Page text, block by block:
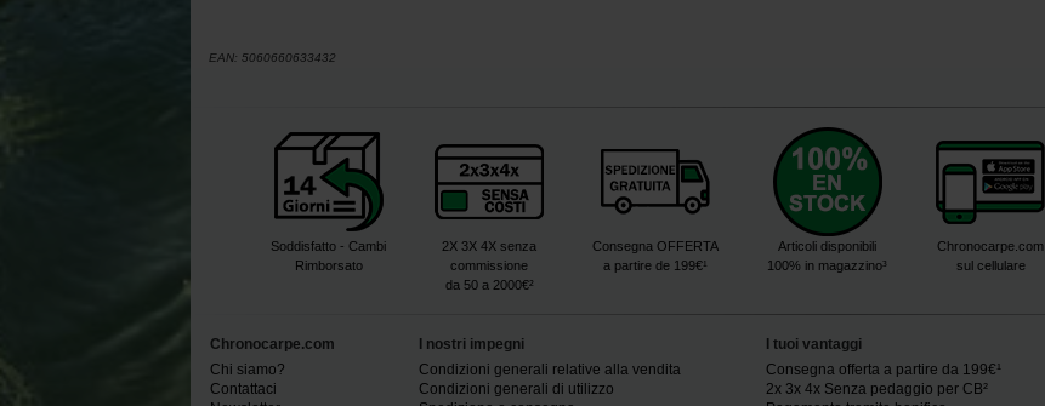
EAN: 5060660633432
Soddisfatto - Cambi
Rimborsato
2X 3X 4X senza
commissione
da 50 a 2000€²
Consegna OFFERTA
a partire de 199€¹
Articoli disponibili
100% in magazzino³
Chronocarpe.com
sul cellulare
Chronocarpe.com
Chi siamo?
Contattaci
I nostri impegni
Condizioni generali relative alla vendita
Condizioni generali di utilizzo
I tuoi vantaggi
Consegna offerta a partire da 199€¹
2x 3x 4x Senza pedaggio per CB²